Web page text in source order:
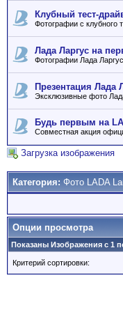
Клубный тест-
Фотографии с клубного
Лада Ларгус на
Фотографии Лада
Презентация Лада
Эксклюзивные фото
Будь первым на
Совместная акция
Загрузка изображения
Категория: Фото LADA
Опции просмотра
Показаны Изображения с 1
Критерий сортировки: